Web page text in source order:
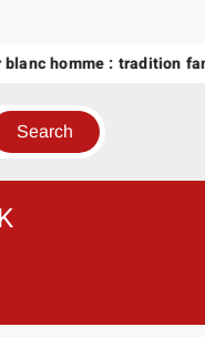
blanc homme : tradition